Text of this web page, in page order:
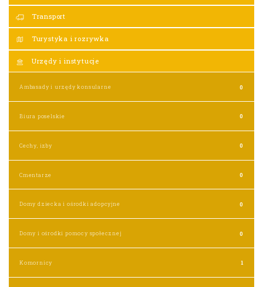
Transport
Turystyka i rozrywka
Urzędy i instytucje
Ambasady i urzędy konsularne 0
Biura poselskie 0
Cechy, izby 0
Cmentarze 0
Domy dziecka i ośrodki adopcyjne 0
Domy i ośrodki pomocy społecznej 0
Komornicy 1